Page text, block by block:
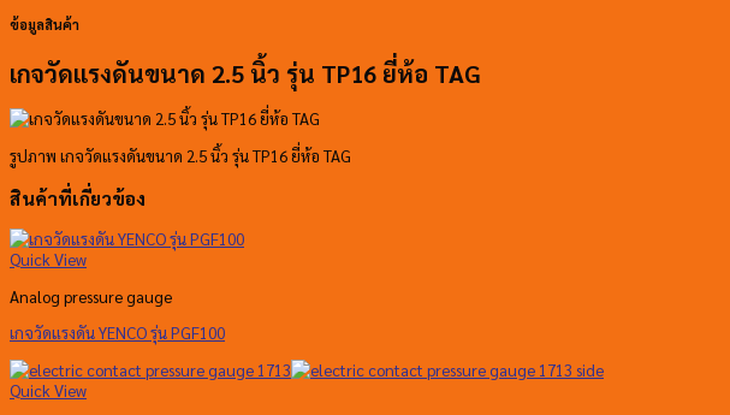
ข้อมูลสินค้า
เกจวัดแรงดันขนาด 2.5 นิ้ว รุ่น TP16 ยี่ห้อ TAG
รูปภาพ เกจวัดแรงดันขนาด 2.5 นิ้ว รุ่น TP16 ยี่ห้อ TAG
สินค้าที่เกี่ยวข้อง
Quick View
Analog pressure gauge
เกจวัดแรงดัน YENCO รุ่น PGF100
Quick View